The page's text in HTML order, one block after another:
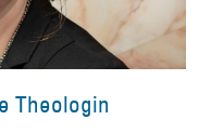
Theologin